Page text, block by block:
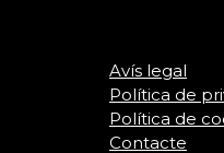
Avís legal
Política de
Política de
Contacte